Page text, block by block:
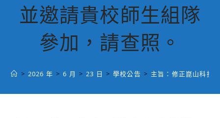
並邀請貴校師生組隊
參加，請查照。
> 2026 年 > 6 月 > 23 日 > 學校公告 > 主旨：修正崑山科技